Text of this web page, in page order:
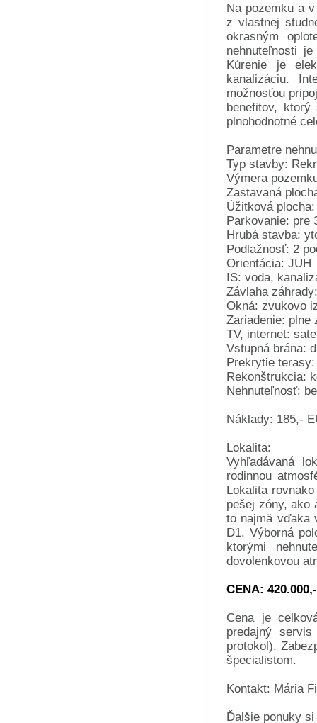
Na pozemku a
z vlastnej
okrasným
nehnuteľnosti
Kúrenie je
kanalizáciu.
možnosťou
benefitov,
plnohodnotné
Parametre
Typ stavby:
Výmera
Zastavaná
Úžitková
Parkovanie: pre
Hrubá stavba:
Podlažnosť: 2
Orientácia: JUH
IS: voda,
Závlaha
Okná: zvukovo
Zariadenie: plne
TV, internet:
Vstupná brána:
Prekrytie
Rekonštrukcia:
Nehnuteľnosť:
Náklady: 185,-
Lokalita:
Vyhľadávaná
rodinnou
Lokalita
pešej zóny, ako
to najmä vďaka
D1. Výborná
ktorými
dovolenkovou
CENA:
Cena je
predajný
protokol).
špecialistom.
Kontakt: Mária
Ďalšie ponuky